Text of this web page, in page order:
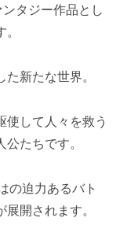
タジー作品とし
新たな世界。
使して人々を救う
公たちです。
の迫力あるバト
開されます。